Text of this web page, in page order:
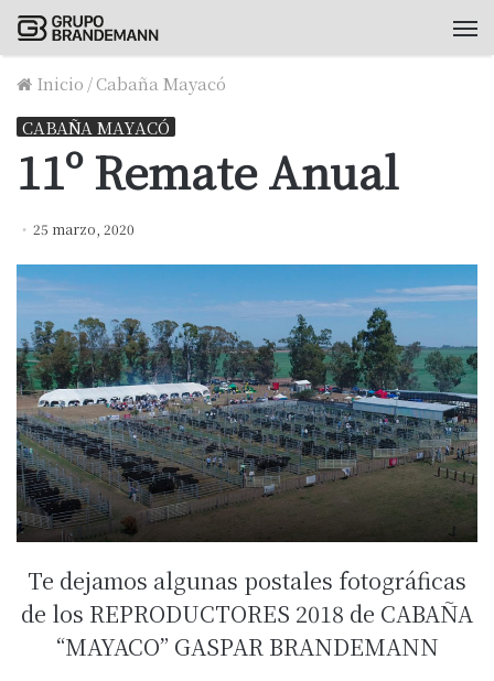
Inicio /Cabaña Mayacó
CABAÑA MAYACÓ
11º Remate Anual
25 marzo, 2020
Te dejamos algunas postales fotográficas
de los REPRODUCTORES 2018 de CABAÑA
“MAYACO” GASPAR BRANDEMANN